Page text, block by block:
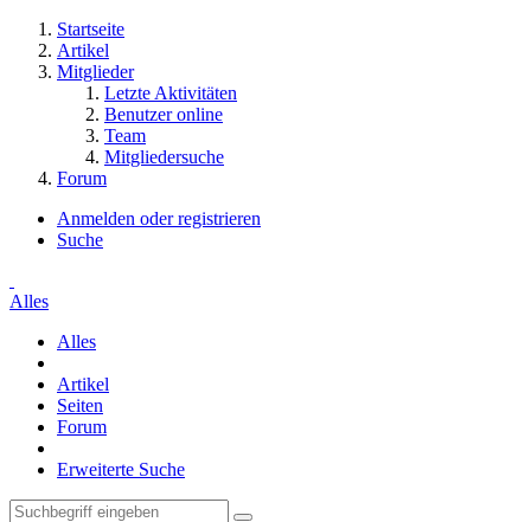
Startseite
Artikel
Mitglieder
Letzte Aktivitäten
Benutzer online
Team
Mitgliedersuche
Forum
Anmelden oder registrieren
Suche
Alles
Alles
Artikel
Seiten
Forum
Erweiterte Suche